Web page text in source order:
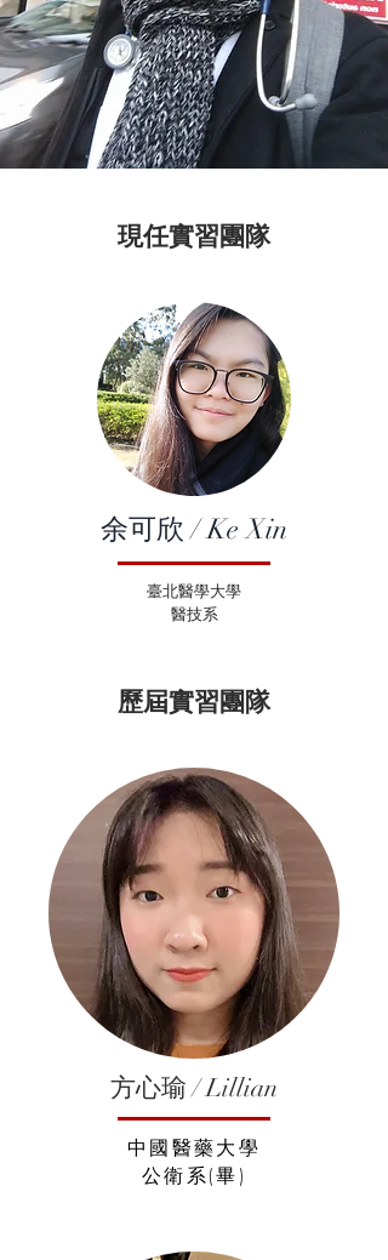
現任實習團隊
​余可欣 / Ke Xin
臺北醫學大學
​醫技系
歷屆實習團隊
​方心瑜 / Lillian
中國醫藥大學
公衛系(畢)